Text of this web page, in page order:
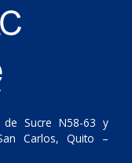
Sucre N58-63 y
Carlos, Quito –